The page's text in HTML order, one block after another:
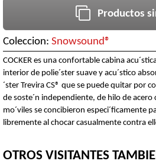
Productos
Coleccion: Snowsound®
COCKER es una confortable cabina
interior de polie´ster suave y acu´stico
´ster Trevira CS® que se puede quitar por
de soste´n independiente, de hilo de
mo´viles se concibieron especi´ficamente
libremente al chocar casualmente contra
OTROS VISITANTES